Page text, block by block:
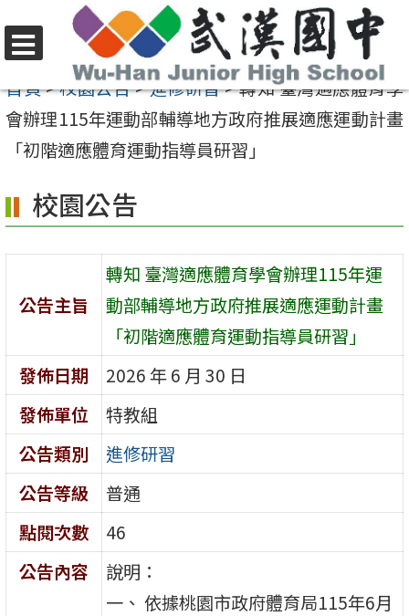
至
要
區
選
單
首頁>校園公告>進修研習>轉知 臺灣適應體育學
會辦理115年運動部輔導地方政府推展適應運動計畫
「初階適應體育運動指導員研習」
校園公告
公告主旨
轉知 臺灣適應體育學會辦理115年運
動部輔導地方政府推展適應運動計畫
「初階適應體育運動指導員研習」
發佈日期
2026 年 6 月 30 日
發佈單位
特教組
公告類別
進修研習
公告等級
普通
點閱次數
46
公告內容
說明：
一、 依據桃園市政府體育局115年6月